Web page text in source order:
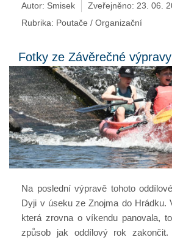
Autor: Smisek Zveřejněno:23. 06.
Rubrika: Poutače / Organizační
Fotky ze Závěrečné
Na poslední výpravě tohoto
Dyji v úseku ze Znojma do Hrádku.
která zrovna o víkendu panovala,
způsob jak oddílový rok